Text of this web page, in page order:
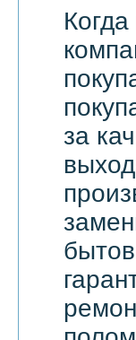
за